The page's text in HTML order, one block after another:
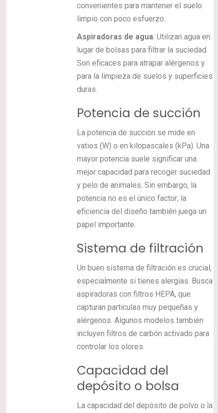
convenientes para mantener el suelo
limpio con poco esfuerzo.
Aspiradoras de agua: Utilizan agua en
lugar de bolsas para filtrar la suciedad.
Son eficaces para atrapar alérgenos y
para la limpieza de suelos y superficies
duras.
Potencia de succión
La potencia de succión se mide en
vatios (W) o en kilopascales (kPa). Una
mayor potencia suele significar una
mejor capacidad para recoger suciedad
y pelo de animales. Sin embargo, la
potencia no es el único factor; la
eficiencia del diseño también juega un
papel importante.
Sistema de filtración
Un buen sistema de filtración es crucial,
especialmente si tienes alergias. Busca
aspiradoras con filtros HEPA, que
capturan partículas muy pequeñas y
alérgenos. Algunos modelos también
incluyen filtros de carbón activado para
controlar los olores.
Capacidad del
depósito o bolsa
La capacidad del depósito de polvo o la